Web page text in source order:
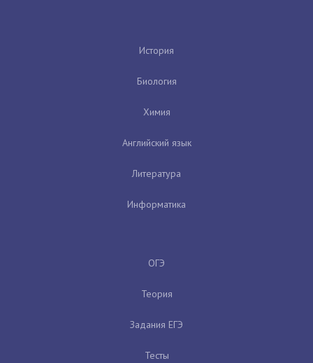
История
Биология
Химия
Английский язык
Литература
Информатика
ОГЭ
Теория
Задания ЕГЭ
Тесты